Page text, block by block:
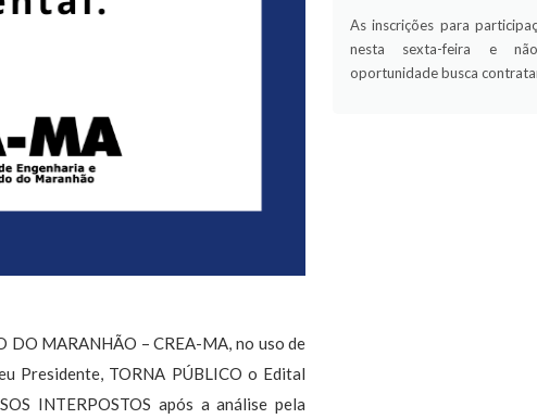
DO MARANHÃO – CREA-MA, no uso de
Presidente, TORNA PÚBLICO o Edital
INTERPOSTOS após a análise pela
As inscrições para
nesta sexta-feira e
oportunidade busca